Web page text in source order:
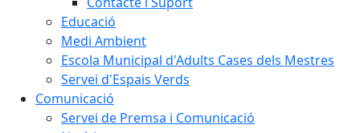
Educació
Medi Ambient
Escola Municipal d'Adults Cases dels Mestres
Servei d'Espais Verds
Comunicació
Servei de Premsa i Comunicació